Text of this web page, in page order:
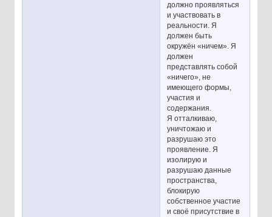
должно проявляться
и участвовать в
реальности. Я
должен быть
окружён «ничем». Я
должен
представлять собой
«ничего», не
имеющего формы,
участия и
содержания.
Я отталкиваю,
уничтожаю и
разрушаю это
проявление. Я
изолирую и
разрушаю данные
пространства,
блокирую
собственное участие
и своё присутствие в